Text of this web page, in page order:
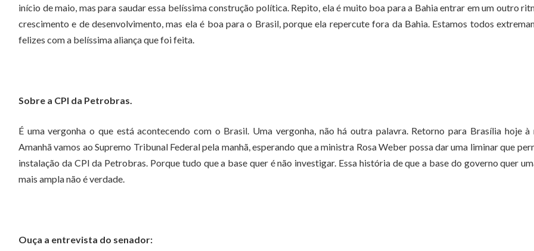
início de maio, mas para saudar essa belíssima construção política. Repito, ela é muito boa para a Bahia entrar em um outro
crescimento e de desenvolvimento, mas ela é boa para o Brasil, porque ela repercute fora da Bahia. Estamos todos
felizes com a belíssima aliança que foi feita.
Sobre a CPI da Petrobras.
É uma vergonha o que está acontecendo com o Brasil. Uma vergonha, não há outra palavra. Retorno para Brasília hoje à
Amanhã vamos ao Supremo Tribunal Federal pela manhã, esperando que a ministra Rosa Weber possa dar uma liminar que
instalação da CPI da Petrobras. Porque tudo que a base quer é não investigar. Essa história de que a base do governo quer
mais ampla não é verdade.
Ouça a entrevista do senador: